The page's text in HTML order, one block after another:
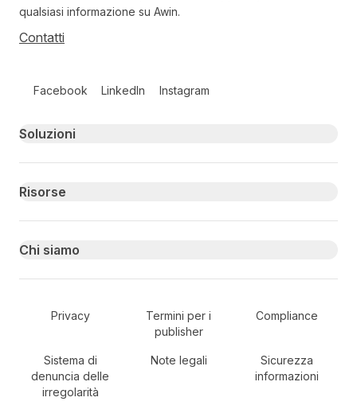
qualsiasi informazione su Awin.
Contatti
Facebook LinkedIn Instagram
Primary footer navigation
Soluzioni
Risorse
Chi siamo
Secondary Footer Navigation
Privacy
Termini per i
publisher
Compliance
Sistema di
denuncia delle
irregolarità
Note legali
Sicurezza
informazioni